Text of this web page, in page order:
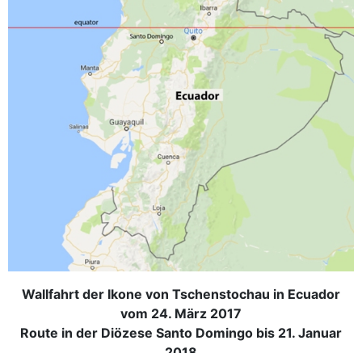
Wallfahrt der Ikone von Tschenstochau in Ecuador
vom 24. März 2017
Route in der Diözese Santo Domingo bis 21. Januar